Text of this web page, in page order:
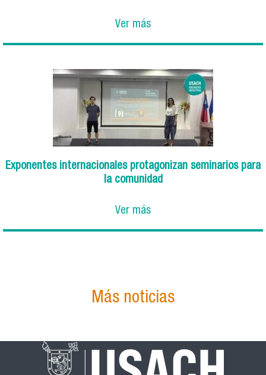
Ver más
Exponentes internacionales protagonizan seminarios para
la comunidad
Ver más
Más noticias